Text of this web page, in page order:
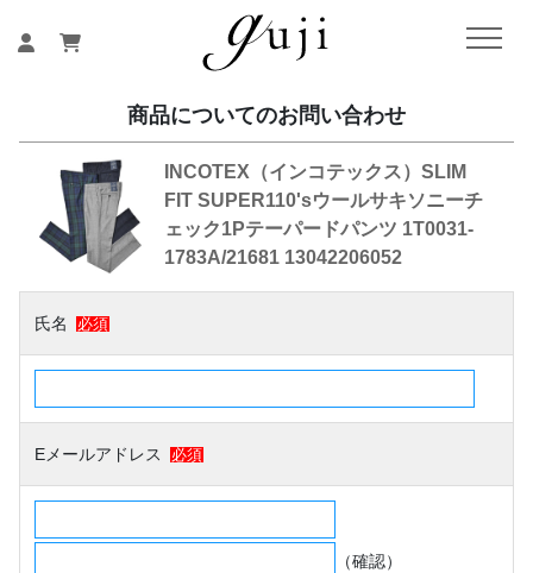
商品についてのお問い合わせ
INCOTEX（インコテックス）SLIM
FIT SUPER110'sウールサキソニーチ
ェック1Pテーパードパンツ 1T0031-
1783A/21681 13042206052
氏名 必須
Eメールアドレス 必須
（確認）